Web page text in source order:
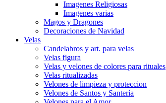
Imagenes Religiosas
Imagenes varias
Magos y Dragones
Decoraciones de Navidad
Velas
Candelabros y art. para velas
Velas figura
Velas y velones de colores para rituales
Velas ritualizadas
Velones de limpieza y proteccion
Velones de Santos y Santería